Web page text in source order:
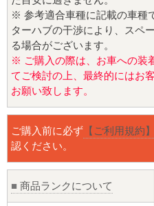
※ 参考適合車種に記載の車種
ターハブの干渉により、スペ
る場合がございます。
※ ご購入の際は、お車への装
てご検討の上、最終的にはお
お願い致します。
ご購入前に必ず 【ご利用規約】
認ください。
■ 商品ランクについて